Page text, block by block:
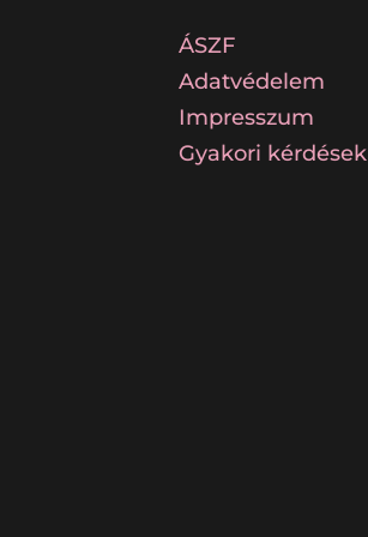
ÁSZF
Adatvédelem
Impresszum
Gyakori kérdések